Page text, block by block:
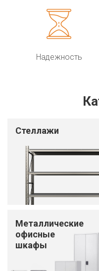
Надежность
Cтеллажи
Металлические
oфисные
шкафы